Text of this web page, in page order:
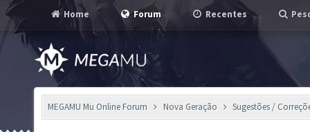
Home Forum Recentes
MEGAMU Mu Online Forum Nova Geração Sugestões /